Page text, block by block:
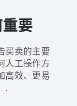
要
买卖的主要
人工操作方
高效、更易
.